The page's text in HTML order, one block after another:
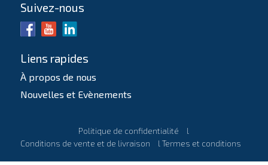
Suivez-nous
Liens rapides
À propos de nous
Nouvelles et Evènements
Politique de confidentialité
l
Conditions de vente et de livraison
lTermes et conditions